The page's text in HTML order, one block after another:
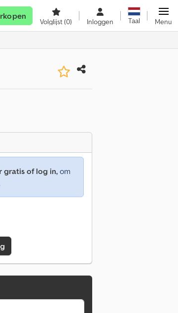
Volglijst(0) Inloggen Taal Menu
gratis of log in, om